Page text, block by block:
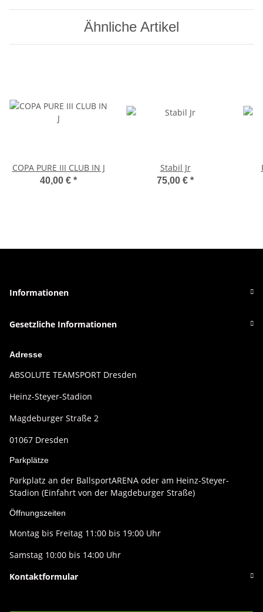
Ähnliche Artikel
COPA PURE III CLUB IN J
40,00 € *
Stabil Jr
75,00 € *
Informationen
Gesetzliche Informationen
Adresse
ABSOLUTE TEAMSPORT Dresden
Heinz-Steyer-Stadion
Magdeburger Straße 2
01067 Dresden
Parkplätze
Parkplatz an der BallsportARENA oder am Heinz-Steyer-
Stadion (Einfahrt von der Magdeburger Straße)
Öffnungszeiten
Montag bis Freitag 11:00 bis 19:00 Uhr
Samstag 10:00 bis 14:00 Uhr
Kontaktformular